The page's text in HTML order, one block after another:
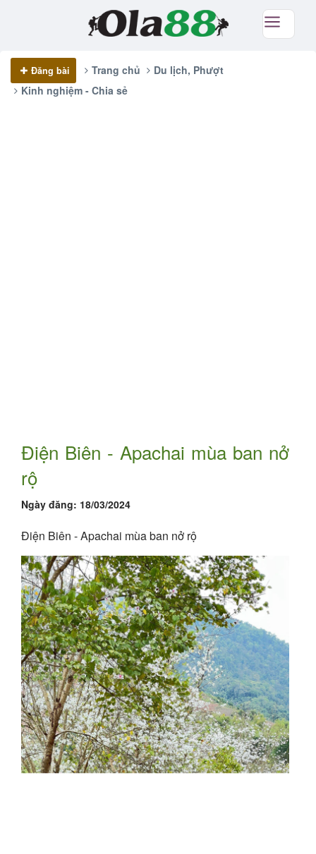
Đăng bài Trang chủ
Du lịch, Phượt
Kinh nghiệm - Chia sẻ
Điện Biên - Apachai mùa ban nở
rộ
Ngày đăng: 18/03/2024
Điện Biên - Apachai mùa ban nở rộ